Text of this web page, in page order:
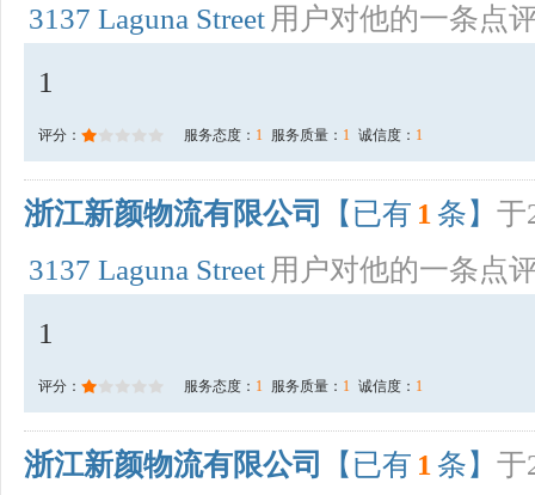
3137 Laguna Street 用户对他的一条点
1
评分： 服务态度： 1 服务质量： 1 诚信度： 1
浙江新颜物流有限公司 【已有 1 条】 于
3137 Laguna Street 用户对他的一条点
1
评分： 服务态度： 1 服务质量： 1 诚信度： 1
浙江新颜物流有限公司 【已有 1 条】 于